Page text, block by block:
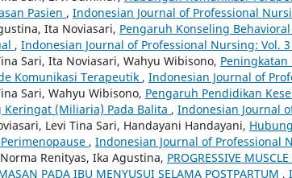
Pasien , Indonesian Journal of Professional
Ita Noviasari, Pengaruh Konseling
, Indonesian Journal of Professional Nursing: Vol. 3
Sari, Ita Noviasari, Wahyu Wibisono,
Komunikasi Terapeutik , Indonesian Journal of
Sari, Wahyu Wibisono, Pengaruh Pendidikan
Keringat (Miliaria) Pada Balita , Indonesian Journal
Levi Tina Sari, Handayani Handayani,
, Indonesian Journal of Professional
Renityas, Ika Agustina, PROGRESSIVE
PADA IBU MENYUSUI SELAMA POSTPARTUM ,